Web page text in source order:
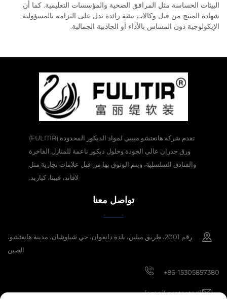
البيئات الحساسة مثل المرافق الصحية والمؤسسات التعليمية. كما أن
شهادة المنتج من قبل وكالات بيئية رائدة تدل على التزامه بالمسؤولية
الإيكولوجية دون المساس بالأداء أو الجاذبية الجمالية.
تقدم شركة هانغتشو مييبي لمواد الديكور المحدودة (FULITIR)
ورق جدران عالي الجودة وحلول ديكور ناعمة للمنازل الفاخرة
والفنادق السلسلية، ويتم الوثوق بها من قبل علامات تجارية مثل
لافاند، فيينا، كياريد.
تواصل معنا
رقم 2001، طريق ميلين، بلدة دانغوان، حي شياوشان، مدينة هانغتشو،
الصين
+86-15305857380
[email protected]